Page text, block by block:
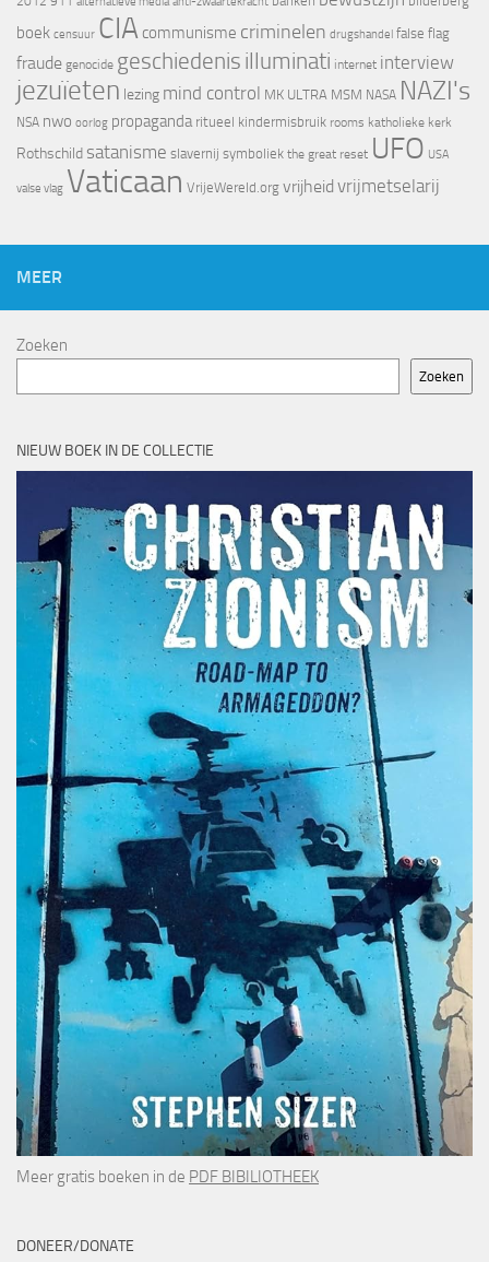
boek censuur CIA communisme criminelen drugshandel false flag
fraude genocide geschiedenis illuminati internet interview
jezuïeten lezing mind control MK ULTRA MSM NASA NAZI's
NSA nwo oorlog propaganda ritueel kindermisbruik rooms katholieke kerk
Rothschild satanisme slavernij symboliek the great reset UFO USA
valse vlag Vaticaan VrijeWereld.org vrijheid vrijmetselarij
MEER
Zoeken
Zoeken
NIEUW BOEK IN DE COLLECTIE
Meer gratis boeken in de PDF BIBILIOTHEEK
DONEER/DONATE